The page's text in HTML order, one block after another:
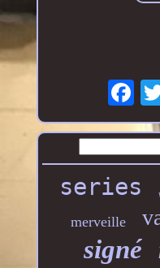
series
merveille
signé